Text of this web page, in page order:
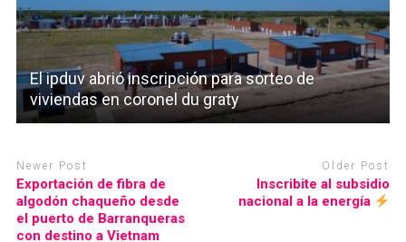
El ipduv abrió inscripción para sorteo de
viviendas en coronel du graty
Newer Post
Exportación de fibra de
algodón chaqueño desde
el puerto de Barranqueras
con destino a Vietnam
Older Post
Inscribite al subsidio
nacional a la energía